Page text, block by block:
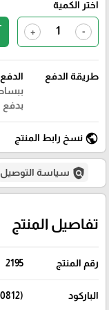
اختر الكمية
-
+
طريقة الدفع
بدفع
public نسخ رابط المنتج
policy سياسة التوصيل
تفاصيل المنتج
رقم المنتج 2195
الباركود (110812) (110813) (110811)